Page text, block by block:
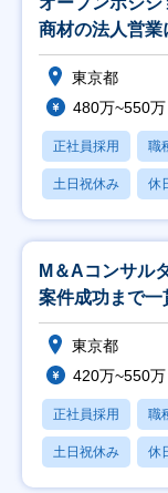
商材の法人営業
東京都
480万~550万
正社員採用 職
土日祝休み 休
M＆Aコンサル
案件成功まで一
東京都
420万~550万
正社員採用 職
土日祝休み 休